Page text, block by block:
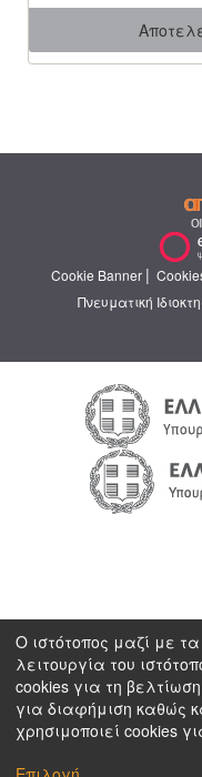
Cookie Banner |
Πνευματική
Ο ιστότοπος μαζί με
λειτουργία του
cookies για τη
για διαφήμιση καθώς
χρησιμοποιεί cookies